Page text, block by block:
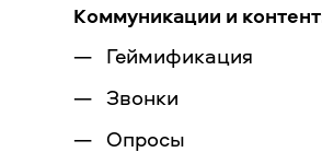
Коммуникации и
Геймификация
Звонки
Опросы